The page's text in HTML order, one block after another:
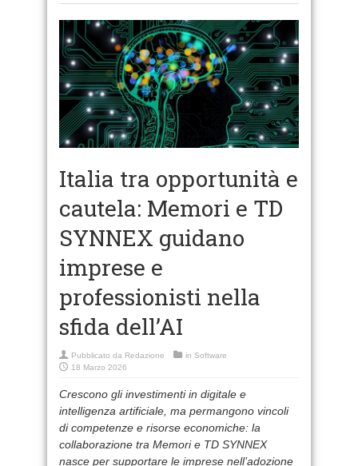
Italia tra opportunità e
cautela: Memori e TD
SYNNEX guidano
imprese e
professionisti nella
sfida dell’AI
Pubblicato da Redazione in Software
18 Marzo 2026
Crescono gli investimenti in digitale e
intelligenza artificiale, ma permangono vincoli
di competenze e risorse economiche: la
collaborazione tra Memori e TD SYNNEX
nasce per supportare le imprese nell’adozione